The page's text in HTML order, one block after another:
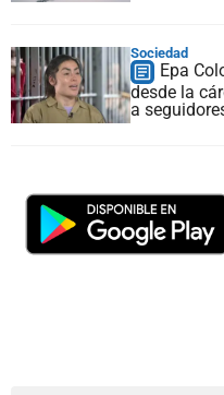
Sociedad
Epa
desde la
a